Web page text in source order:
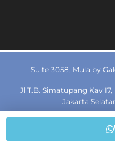
Suite 3058, Mula by
Jl T.B. Simatupang Kav
Jakarta
© 2019